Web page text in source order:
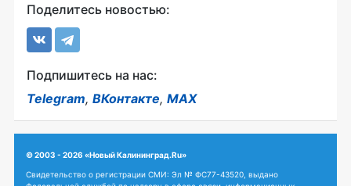
Поделитесь новостью:
Подпишитесь на нас:
Telegram, ВКонтакте, MAX
© 2003 - 2026 «Новый Калининград.Ru»
Свидетельство о регистрации СМИ: Эл № ФС77-43520, выдано